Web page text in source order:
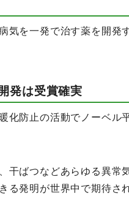
気を一発で治す薬を開発
発は受賞確実
化防止の活動でノーベル
干ばつなどあらゆる異常
る発明が世界中で期待さ